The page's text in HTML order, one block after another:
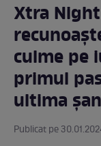
Xtra
culme pe
primul
ultima
Publicat pe